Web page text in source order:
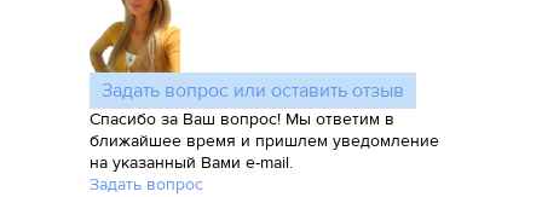
Задать вопрос или оставить отзыв
Спасибо за Ваш вопрос! Мы ответим в
ближайшее время и пришлем уведомление
на указанный Вами e-mail.
Задать вопрос